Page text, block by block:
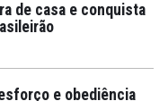
de casa e conquista
e obediência